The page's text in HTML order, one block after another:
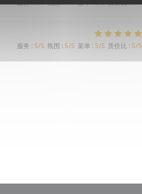
服务 : 5/5 氛围 : 5/5 菜单 : 5/5 质价比 : 5/5